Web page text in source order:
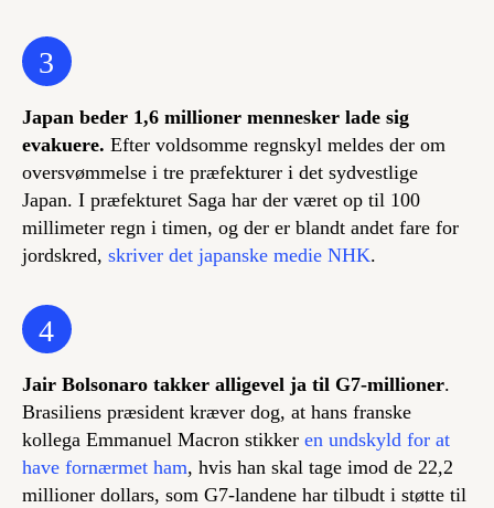
3
Japan beder 1,6 millioner mennesker lade sig
evakuere. Efter voldsomme regnskyl meldes der om
oversvømmelse i tre præfekturer i det sydvestlige
Japan. I præfekturet Saga har der været op til 100
millimeter regn i timen, og der er blandt andet fare for
jordskred, skriver det japanske medie NHK.
4
Jair Bolsonaro takker alligevel ja til G7-millioner.
Brasiliens præsident kræver dog, at hans franske
kollega Emmanuel Macron stikker en undskyld for at
have fornærmet ham, hvis han skal tage imod de 22,2
millioner dollars, som G7-landene har tilbudt i støtte til